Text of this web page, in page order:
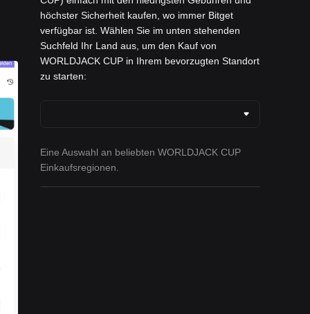
höchster Sicherheit kaufen, wo immer Bitget
verfügbar ist. Wählen Sie im unten stehenden
Suchfeld Ihr Land aus, um den Kauf von
WORLDJACK CUP in Ihrem bevorzugten Standort
zu starten:
Eine Auswahl an beliebten WORLDJACK CUP
Einkaufsregionen.